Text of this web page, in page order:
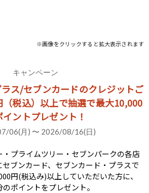
※画像をクリックすると拡大表示されます
キャンペーン
ス/セブンカードのクレジットご
税込）以上で抽選で最大10,000
イントプレゼント！
06(月) 〜 2026/08/16(日)
・プライムツリー・セブンパークの各店
ブンカード、セブンカード・プラスで
円(税込み)以上していただいた方に、
ポイントをプレゼント。